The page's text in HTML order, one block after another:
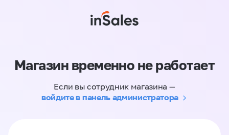
Магазин временно не работает
Если вы сотрудник магазина —
войдите в панель администратора